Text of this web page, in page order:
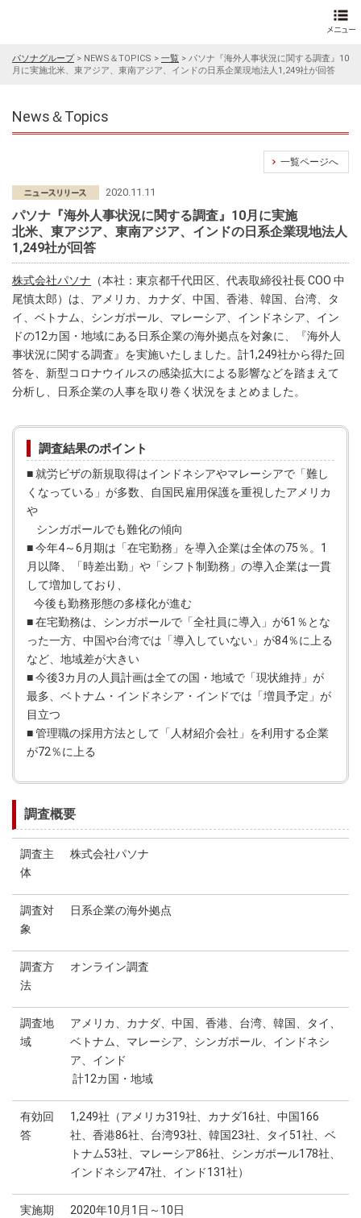
パソナグループ> NEWS＆TOPICS > 一覧 > パソナ『海外人事状況に関する調査』10
月に実施北米、東アジア、東南アジア、インドの日系企業現地法人1,249社が回答
News＆Topics
一覧ページへ
2020.11.11
パソナ『海外人事状況に関する調査』10月に実施
北米、東アジア、東南アジア、インドの日系企業現地法人
1,249社が回答
株式会社パソナ （本社：東京都千代田区、代表取締役社長 COO 中
尾慎太郎）は、アメリカ、カナダ、中国、香港、韓国、台湾、タ
イ、ベトナム、シンガポール、マレーシア、インドネシア、イン
ドの12カ国・地域にある日系企業の海外拠点を対象に、『海外人
事状況に関する調査』を実施いたしました。計1,249社から得た回
答を、新型コロナウイルスの感染拡大による影響などを踏まえて
分析し、日系企業の人事を取り巻く状況をまとめました。
調査結果のポイント
■ 就労ビザの新規取得はインドネシアやマレーシアで「難し
くなっている」が多数、自国民雇用保護を重視したアメリカ
や
シンガポールでも難化の傾向
■ 今年4～6月期は「在宅勤務」を導入企業は全体の75％。1
月以降、「時差出勤」や「シフト制勤務」の導入企業は一貫
して増加しており、
今後も勤務形態の多様化が進む
■ 在宅勤務は、シンガポールで「全社員に導入」が61％とな
った一方、中国や台湾では「導入していない」が84％に上る
など、地域差が大きい
■ 今後3カ月の人員計画は全ての国・地域で「現状維持」が
最多、ベトナム・インドネシア・インドでは「増員予定」が
目立つ
■ 管理職の採用方法として「人材紹介会社」を利用する企業
が72％に上る
調査概要
調査主
体
株式会社パソナ
調査対
象
日系企業の海外拠点
調査方
法
オンライン調査
調査地
域
アメリカ、カナダ、中国、香港、台湾、韓国、タイ、
ベトナム、マレーシア、シンガポール、インドネシ
ア、インド
計12カ国・地域
有効回
答
1,249社（アメリカ319社、カナダ16社、中国166
社、香港86社、台湾93社、韓国23社、タイ51社、ベ
トナム53社、マレーシア86社、シンガポール178社、
インドネシア47社、インド131社）
実施期
2020年10月1日～10日